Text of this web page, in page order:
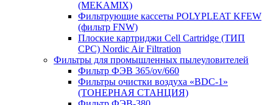
(MEKAMIX)
Фильтрующие кассеты POLYPLEAT KFEW
(фильтр FNW)
Плоские картриджи Cell Cartridge (ТИП
СРС) Nordic Air Filtration
Фильтры для промышленных пылеуловителей
Фильтр ФЭВ 365/ov/660
Фильтры очистки воздуха «BDC-1»
(ТОНЕРНАЯ СТАНЦИЯ)